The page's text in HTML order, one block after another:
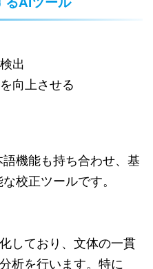
出
向上させる
機能も持ち合わせ、基
校正ツールです。
しており、文体の一貫
析を行います。特に